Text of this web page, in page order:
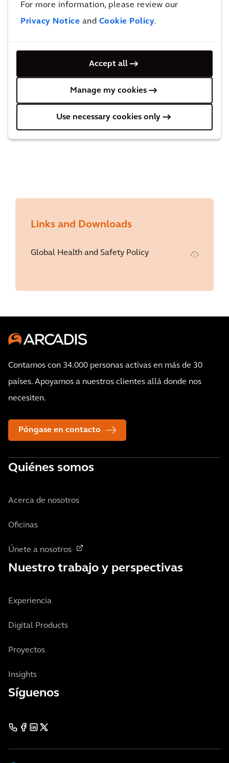
For more information, please review our
Privacy Notice and Cookie Policy.
Accept all
Manage my cookies
Use necessary cookies only
entorno seguro con cero incidentes y, para
ello, seguimos una serie de pasos que
Pensar detenidamente en lo que conlleva la
Reconocer los posibles
peligros
Analizar los riesgos
Controlar los riesgos
Priorizar la creación de entornos seguros
Links and Downloads
Global Health and Safety Policy
Contamos con 34.000 personas activas en más de 30
países. Apoyamos a nuestros clientes allá donde nos
necesiten.
Póngase en contacto
Quiénes somos
Acerca de nosotros
Oficinas
Únete a nosotros
Nuestro trabajo y perspectivas
Experiencia
Digital Products
Proyectos
Insights
Síguenos